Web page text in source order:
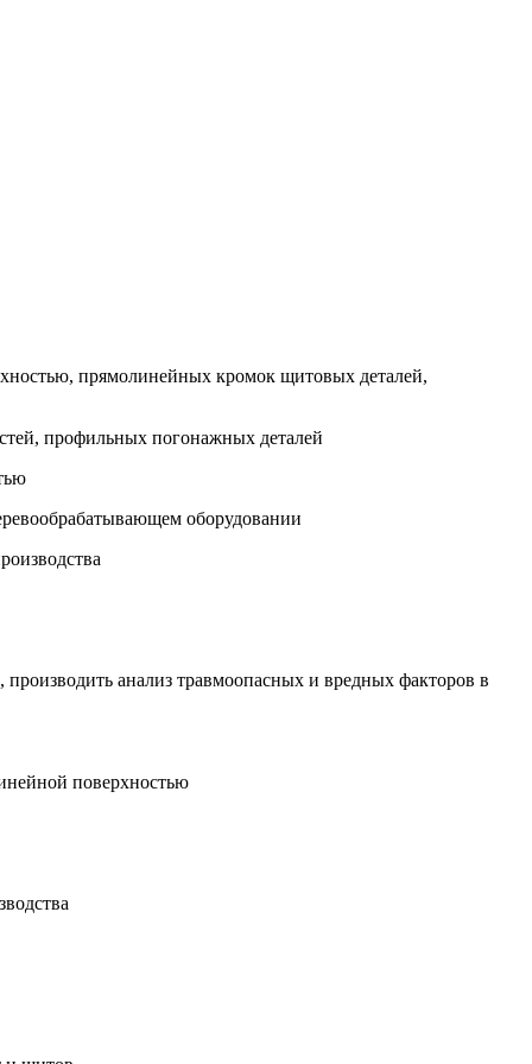
прямолинейных кромок щитовых деталей,
профильных погонажных деталей
оборудовании
анализ травмоопасных и вредных факторов в
поверхностью